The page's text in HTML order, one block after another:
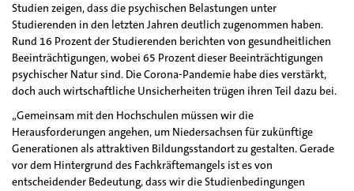
Studien zeigen, dass die psychischen Belastungen unter
Studierenden in den letzten Jahren deutlich zugenommen haben.
Rund 16 Prozent der Studierenden berichten von gesundheitlichen
Beeinträchtigungen, wobei 65 Prozent dieser Beeinträchtigungen
psychischer Natur sind. Die Corona-Pandemie habe dies verstärkt,
doch auch wirtschaftliche Unsicherheiten trügen ihren Teil dazu bei.
„Gemeinsam mit den Hochschulen müssen wir die
Herausforderungen angehen, um Niedersachsen für zukünftige
Generationen als attraktiven Bildungsstandort zu gestalten. Gerade
vor dem Hintergrund des Fachkräftemangels ist es von
entscheidender Bedeutung, dass wir die Studienbedingungen